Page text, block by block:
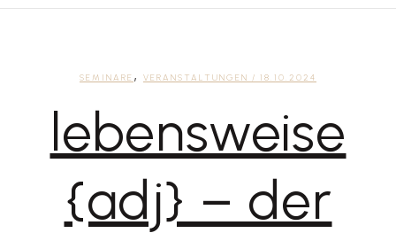
SEMINARE , VERANSTALTUNGEN / 18.10.2024
lebensweise
{adj} – der